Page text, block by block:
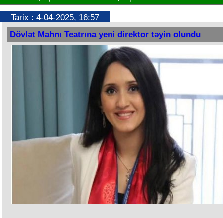
Tarix : 4-04-2025, 16:57
Dövlət Mahnı Teatrına yeni direktor təyin olundu